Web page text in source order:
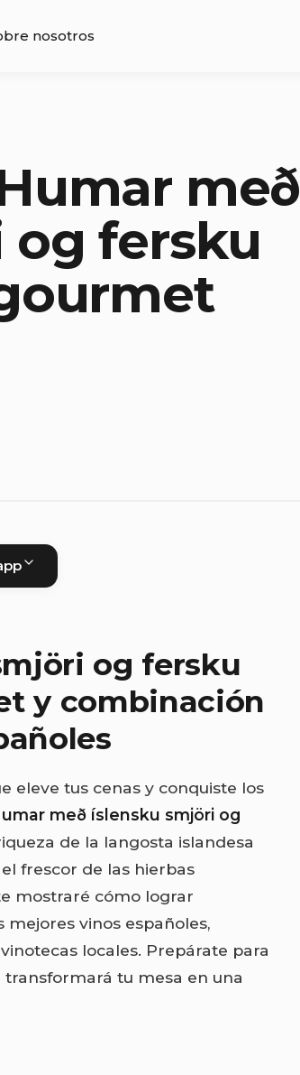
nosotros
með
og fersku
og fersku
y combinación
eleve tus cenas y conquiste los
með íslensku smjöri og
de la langosta islandesa
frescor de las hierbas
mostraré cómo lograr
vinos españoles,
locales. Prepárate para
transformará tu mesa en una